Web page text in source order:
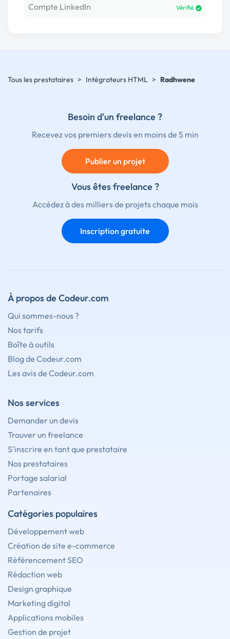
Compte LinkedIn Vérifié
Tous les prestataires > Intégrateurs HTML > Radhwene
Besoin d'un freelance ?
Recevez vos premiers devis en moins de 5 min
Publier un projet
Vous êtes freelance ?
Accédez à des milliers de projets chaque mois
Inscription gratuite
À propos de Codeur.com
Qui sommes-nous ?
Nos tarifs
Boîte à outils
Blog de Codeur.com
Les avis de Codeur.com
Nos services
Demander un devis
Trouver un freelance
S'inscrire en tant que prestataire
Nos prestataires
Portage salarial
Partenaires
Catégories populaires
Développement web
Création de site e-commerce
Référencement SEO
Rédaction web
Design graphique
Marketing digital
Applications mobiles
Gestion de projet